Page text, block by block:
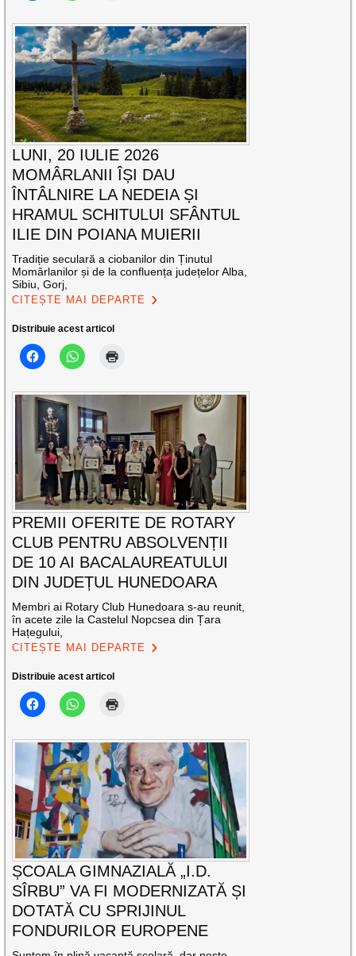
LUNI, 20 IULIE 2026
MOMÂRLANII ÎȘI DAU
ÎNTÂLNIRE LA NEDEIA ȘI
HRAMUL SCHITULUI SFÂNTUL
ILIE DIN POIANA MUIERII
Tradiție seculară a ciobanilor din Ținutul
Momârlanilor și de la confluența județelor Alba,
Sibiu, Gorj,
CITEȘTE MAI DEPARTE
Distribuie acest articol
PREMII OFERITE DE ROTARY
CLUB PENTRU ABSOLVENȚII
DE 10 AI BACALAUREATULUI
DIN JUDEȚUL HUNEDOARA
Membri ai Rotary Club Hunedoara s-au reunit,
în acete zile la Castelul Nopcsea din Țara
Hațegului,
CITEȘTE MAI DEPARTE
Distribuie acest articol
ȘCOALA GIMNAZIALĂ „I.D.
SÎRBU” VA FI MODERNIZATĂ ȘI
DOTATĂ CU SPRIJINUL
FONDURILOR EUROPENE